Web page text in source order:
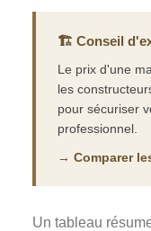
🏗️ Conseil
Le prix d'une
les
pour sécuriser
professionnel.
→ Comparer
Un tableau